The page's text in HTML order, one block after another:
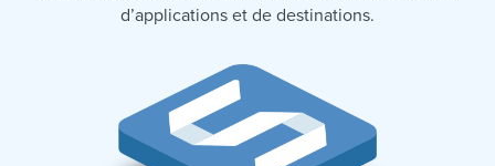
d’applications et de destinations.